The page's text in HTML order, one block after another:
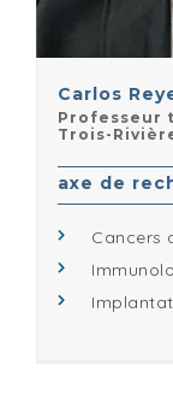
Carlos
Professeur
Trois-
axe de
Cancers